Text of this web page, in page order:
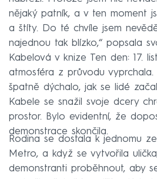
nějaký patník, a v ten moment
a štíty. Do té chvíle jsem
najednou tak blízko,“ popsala
Kabelová v knize Ten den: 17.
atmosféra z průvodu vyprchala.
špatně dýchalo, jak se lidé
Kabele se snažil svoje dcery
prostor. Bylo evidentní, že
demonstrace skončila.
Rodina se dostala k jednomu
Metro, a když se vytvořila
demonstranti proběhnout, aby